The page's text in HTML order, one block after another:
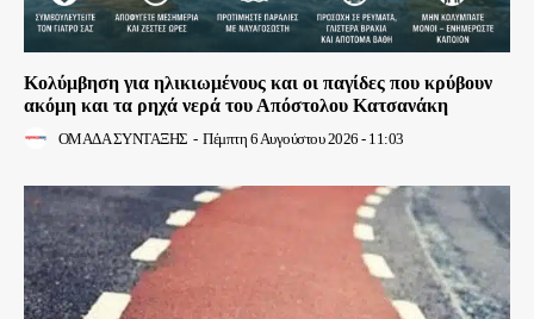
Κολύμβηση για ηλικιωμένους και οι παγίδες που κρύβουν
ακόμη και τα ρηχά νερά του Απόστολου Κατσανάκη
ΟΜΑΔΑ ΣΥΝΤΑΞΗΣ - Πέμπτη 6 Αυγούστου 2026 - 11:03